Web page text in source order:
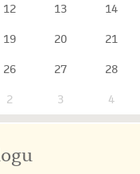
12 13 14
19 20 21
26 27 28
2 3 4